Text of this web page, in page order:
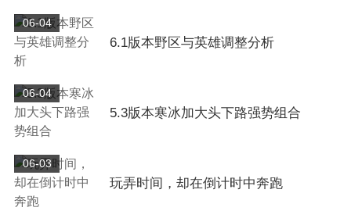
06-04
6.1版本野区与英雄调整分析
06-04
5.3版本寒冰加大头下路强势组合
06-03
玩弄时间，却在倒计时中奔跑